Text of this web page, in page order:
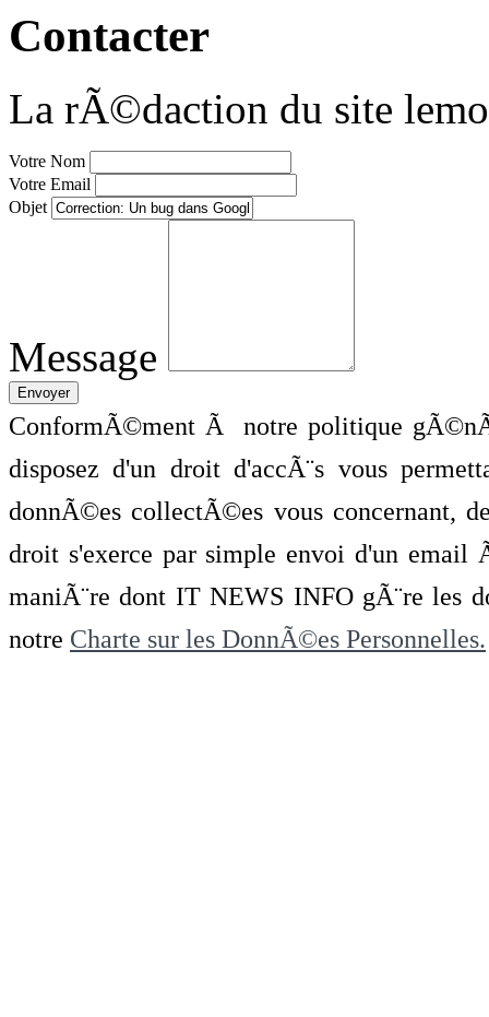
Contacter
La rÃ©daction du site
Votre Nom
Votre Email
Objet
Message
ConformÃ©ment Ã notre politique
disposez d'un droit d'accÃ¨s vous
donnÃ©es collectÃ©es vous concernant,
droit s'exerce par simple envoi d'un
maniÃ¨re dont IT NEWS INFO gÃ¨re les
notre Charte sur les DonnÃ©es Personnelles.